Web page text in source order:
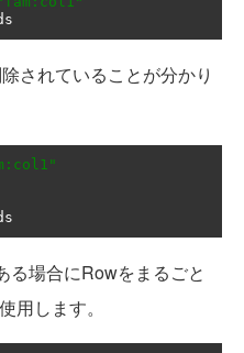
されていることが分かり
場合にRowをまるごと
用します。